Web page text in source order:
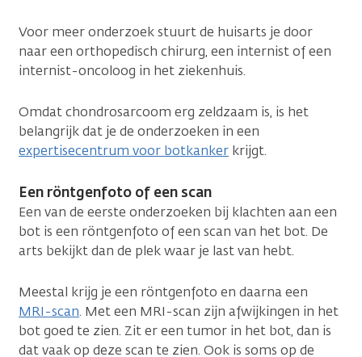
Voor meer onderzoek stuurt de huisarts je door
naar een orthopedisch chirurg, een internist of een
internist-oncoloog in het ziekenhuis.
Omdat chondrosarcoom erg zeldzaam is, is het
belangrijk dat je de onderzoeken in een
expertisecentrum voor botkanker krijgt.
Een röntgenfoto of een scan
Een van de eerste onderzoeken bij klachten aan een
bot is een röntgenfoto of een scan van het bot. De
arts bekijkt dan de plek waar je last van hebt.
Meestal krijg je een röntgenfoto en daarna een
MRI-scan. Met een MRI-scan zijn afwijkingen in het
bot goed te zien. Zit er een tumor in het bot, dan is
dat vaak op deze scan te zien. Ook is soms op de